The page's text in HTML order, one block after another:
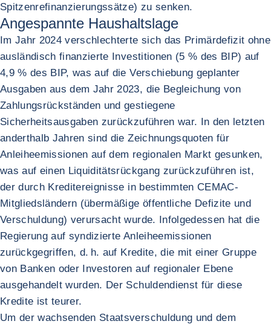
Spitzenrefinanzierungssätze) zu senken.
Angespannte Haushaltslage
Im Jahr 2024 verschlechterte sich das Primärdefizit ohne
ausländisch finanzierte Investitionen (5 % des BIP) auf
4,9 % des BIP, was auf die Verschiebung geplanter
Ausgaben aus dem Jahr 2023, die Begleichung von
Zahlungsrückständen und gestiegene
Sicherheitsausgaben zurückzuführen war. In den letzten
anderthalb Jahren sind die Zeichnungsquoten für
Anleiheemissionen auf dem regionalen Markt gesunken,
was auf einen Liquiditätsrückgang zurückzuführen ist,
der durch Kreditereignisse in bestimmten CEMAC-
Mitgliedsländern (übermäßige öffentliche Defizite und
Verschuldung) verursacht wurde. Infolgedessen hat die
Regierung auf syndizierte Anleiheemissionen
zurückgegriffen, d. h. auf Kredite, die mit einer Gruppe
von Banken oder Investoren auf regionaler Ebene
ausgehandelt wurden. Der Schuldendienst für diese
Kredite ist teurer.
Um der wachsenden Staatsverschuldung und dem